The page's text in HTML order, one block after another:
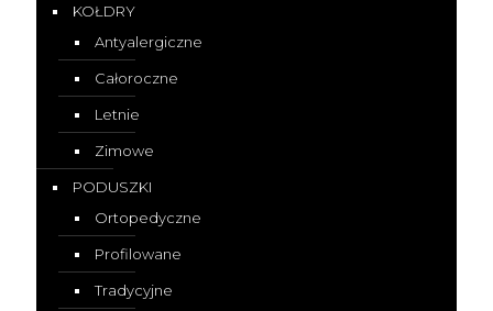
KOŁDRY
Antyalergiczne
Całoroczne
Letnie
Zimowe
PODUSZKI
Ortopedyczne
Profilowane
Tradycyjne